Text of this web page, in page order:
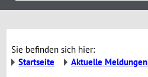
Sie befinden sich hier:
Startseite
Aktuelle Meldungen